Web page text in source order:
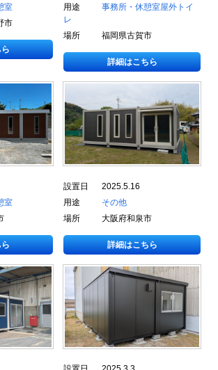
室
市
用途 事務所・休憩室屋外トイ
レ
場所
福岡県古賀市
詳細はこちら
室
設置日
2025.5.16
用途
その他
場所
大阪府和泉市
詳細はこちら